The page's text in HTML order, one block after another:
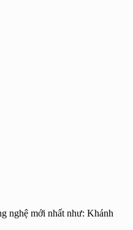
nghệ mới nhất như: Khánh